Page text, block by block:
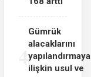
4
Gümrük
alacaklarını
yapılandırmaya
ilişkin usul ve